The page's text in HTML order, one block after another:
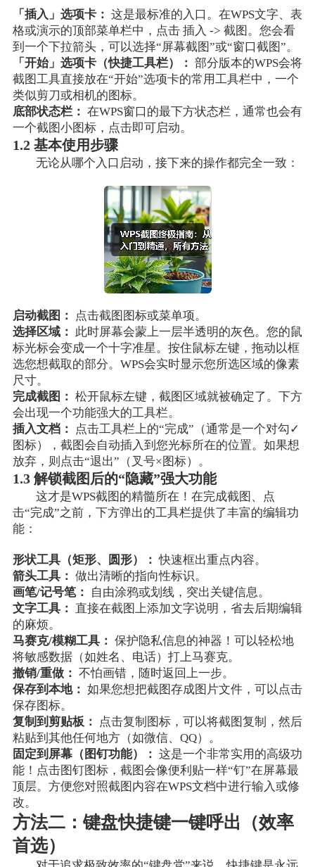
「插入」选项卡： 这是最标准的入口。在WPS文字、表
格或演示的顶部菜单栏中，点击 插入 -> 截图 。您会看
到一个下拉箭头，可以选择“屏幕截图”或“窗口截图”。
「开始」选项卡（快捷工具栏）： 部分版本的WPS会将
截图工具直接放在“开始”选项卡的常用工具栏中，一个
类似剪刀或相机的图标。
底部状态栏： 在WPS窗口的最下方状态栏，通常也会有
一个截图小图标，点击即可启动。
1.2 基本使用步骤
无论从哪个入口启动，接下来的操作都完全一致：
启动截图：
点击截图图标或菜单项。
选择区域： 此时屏幕会蒙上一层半透明的灰色。您的鼠
标光标会变成一个十字准星。按住鼠标左键，拖动以框
选您想截取的部分。WPS会实时显示您所选区域的像素
尺寸。
完成截图： 松开鼠标左键，截图区域就被确定了。下方
会出现一个功能强大的工具栏。
插入文档：
点击工具栏上的“完成”（通常是一个对勾✓
图标），截图会自动插入到您光标所在的位置。如果想
放弃，则点击“退出”（叉号×图标）。
1.3 解锁截图后的“隐藏”强大功能
这才是WPS截图的精髓所在！在完成截图、点
击“完成”之前，下方弹出的工具栏提供了丰富的编辑功
能：
形状工具（矩形、圆形）： 快速框出重点内容。
箭头工具： 做出清晰的指向性标识。
画笔/记号笔：
自由涂鸦或划线，突出关键信息。
文字工具： 直接在截图上添加文字说明，省去后期编辑
的麻烦。
马赛克/模糊工具： 保护隐私信息的神器！可以轻松地
将敏感数据（如姓名、电话）打上马赛克。
撤销/重做： 不怕画错，随时返回上一步。
保存到本地： 如果您想把截图存成图片文件，可以点击
保存图标。
复制到剪贴板：
点击复制图标，可以将截图复制，然后
粘贴到其他任何地方（如微信、QQ）。
固定到屏幕（图钉功能）： 这是一个非常实用的高级功
能！点击图钉图标，截图会像便利贴一样“钉”在屏幕最
顶层。方便您对照截图内容在WPS文档中进行输入或修
改。
方法二：键盘快捷键一键呼出（效率
首选）